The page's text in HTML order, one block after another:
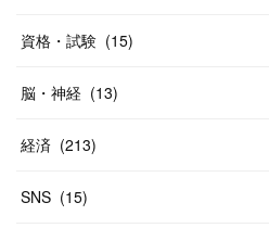
資格・試験 (15)
脳・神経 (13)
経済 (213)
SNS (15)